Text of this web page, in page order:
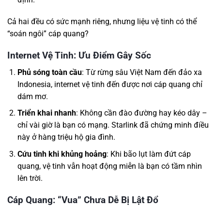
Cả hai đều có sức mạnh riêng, nhưng liệu vệ tinh có thể
“soán ngôi” cáp quang?
Internet Vệ Tinh: Ưu Điểm Gây Sốc
Phủ sóng toàn cầu: Từ rừng sâu Việt Nam đến đảo xa
Indonesia, internet vệ tinh đến được nơi cáp quang chỉ
dám mơ.
Triển khai nhanh: Không cần đào đường hay kéo dây –
chỉ vài giờ là bạn có mạng. Starlink đã chứng minh điều
này ở hàng triệu hộ gia đình.
Cứu tinh khi khủng hoảng: Khi bão lụt làm đứt cáp
quang, vệ tinh vẫn hoạt động miễn là bạn có tầm nhìn
lên trời.
Cáp Quang: “Vua” Chưa Dễ Bị Lật Đổ